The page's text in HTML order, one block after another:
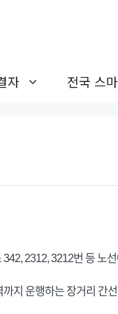
자 전국 스
2312, 3212번 등 노
지 운행하는 장거리 간